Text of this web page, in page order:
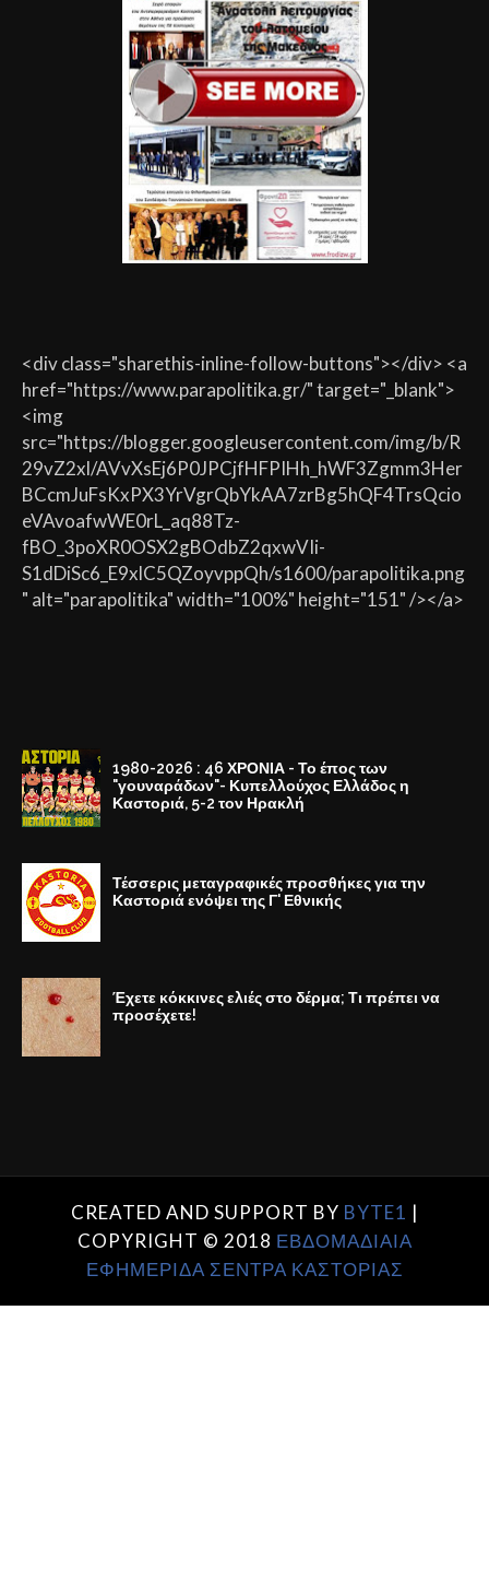
<div class="sharethis-inline-follow-buttons"></div> <a
href="https://www.parapolitika.gr/" target="_blank">
<img
src="https://blogger.googleusercontent.com/img/b/R
29vZ2xl/AVvXsEj6P0JPCjfHFPIHh_hWF3Zgmm3Her
BCcmJuFsKxPX3YrVgrQbYkAA7zrBg5hQF4TrsQcio
eVAvoafwWE0rL_aq88Tz-
fBO_3poXR0OSX2gBOdbZ2qxwVIi-
S1dDiSc6_E9xlC5QZoyvppQh/s1600/parapolitika.png
" alt="parapolitika" width="100%" height="151" /></a>
1980-2026 : 46 ΧΡΟΝΙΑ - Το έπος των
"γουναράδων"- Κυπελλούχος Ελλάδος η
Καστοριά, 5-2 τον Ηρακλή
Τέσσερις μεταγραφικές προσθήκες για την
Καστοριά ενόψει της Γ' Εθνικής
Έχετε κόκκινες ελιές στο δέρμα; Τι πρέπει να
προσέχετε!
CREATED AND SUPPORT BY BYTE1 |
COPYRIGHT © 2018 ΕΒΔΟΜΑΔΙΑΙΑ
ΕΦΗΜΕΡΙΔΑ ΣΕΝΤΡΑ ΚΑΣΤΟΡΙΑΣ